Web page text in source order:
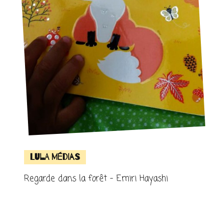
Lula Médias
Regarde dans la forêt – Emiri Hayashi